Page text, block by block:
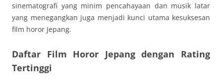
sinematografi yang minim pencahayaan dan musik latar
yang menegangkan juga menjadi kunci utama kesuksesan
film horor Jepang.
Daftar Film Horor Jepang dengan Rating
Tertinggi